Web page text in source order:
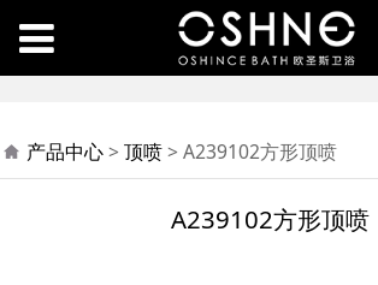
A239102方形顶喷
产品中心> 顶喷> A239102方形顶喷
A239102方形顶喷